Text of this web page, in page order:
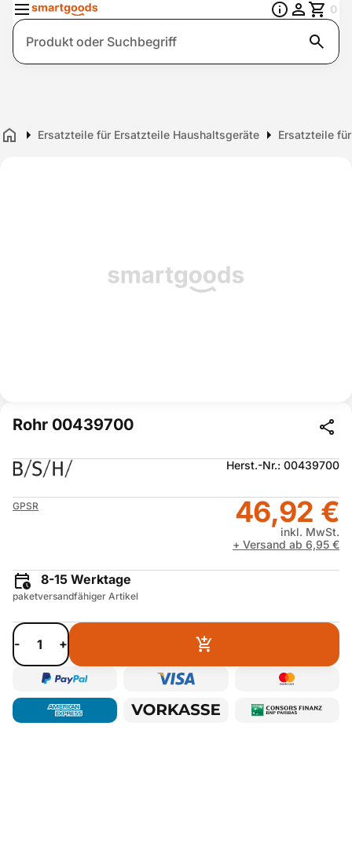
Suche
0
Home Ersatzteile für Ersatzteile Haushaltsgeräte Ersatzteile
Rohr 00439700
Herst.-Nr.: 00439700
GPSR 46,92 €
inkl. MwSt.
+ Versand ab 6,95 €
8-15 Werktage
paketversandfähiger Artikel
- +